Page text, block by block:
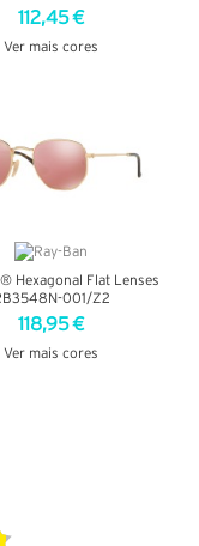
112,45 €
Ver mais cores
® Hexagonal Flat Lenses
001/Z2
118,95 €
Ver mais cores